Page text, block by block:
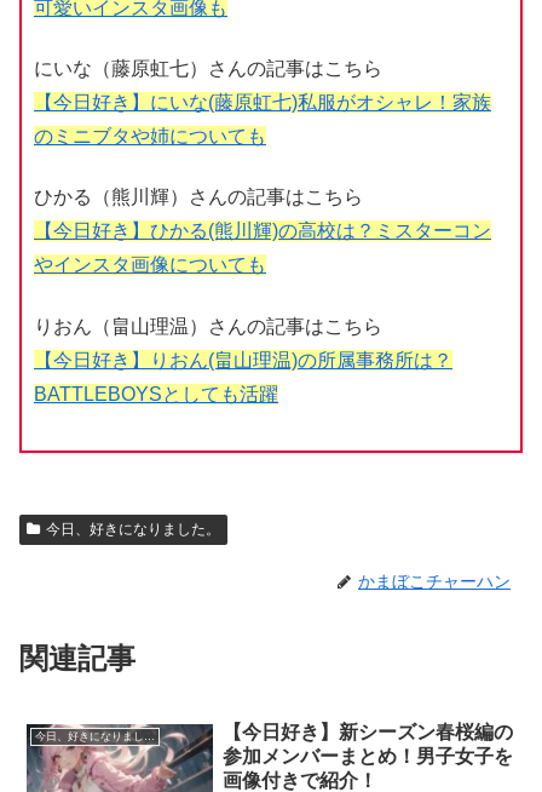
可愛いインスタ画像も
にいな（藤原虹七）さんの記事はこちら
【今日好き】にいな(藤原虹七)私服がオシャレ！家族
のミニブタや姉についても
ひかる（熊川輝）さんの記事はこちら
【今日好き】ひかる(熊川輝)の高校は？ミスターコン
やインスタ画像についても
りおん（畠山理温）さんの記事はこちら
【今日好き】りおん(畠山理温)の所属事務所は？
BATTLEBOYSとしても活躍
今日、好きになりました。
かまぼこチャーハン
関連記事
今日、好きになりました。
【今日好き】新シーズン春桜編の
参加メンバーまとめ！男子女子を
画像付きで紹介！